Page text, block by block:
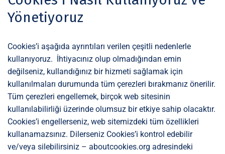
Yönetiyoruz
Cookies’i aşağıda ayrıntıları verilen çeşitli nedenlerle
kullanıyoruz. İhtiyacınız olup olmadığından emin
değilseniz, kullandığınız bir hizmeti sağlamak için
kullanılmaları durumunda tüm çerezleri bırakmanız önerilir.
Tüm çerezleri engellemek, birçok web sitesinin
kullanılabilirliği üzerinde olumsuz bir etkiye sahip olacaktır.
Cookies’i engellerseniz, web sitemizdeki tüm özellikleri
kullanamazsınız. Dilerseniz Cookies’i kontrol edebilir
ve/veya silebilirsiniz – aboutcookies.org adresindeki